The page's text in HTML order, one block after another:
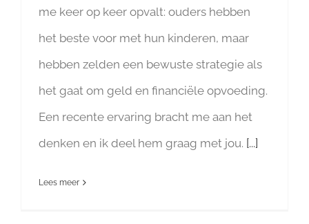
me keer op keer opvalt: ouders hebben
het beste voor met hun kinderen, maar
hebben zelden een bewuste strategie als
het gaat om geld en financiële opvoeding.
Een recente ervaring bracht me aan het
denken en ik deel hem graag met jou. [...]
Lees meer